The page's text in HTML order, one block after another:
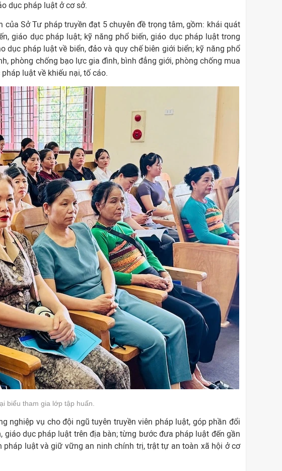
dục pháp luật ở cơ sở.
Sở Tư pháp truyền đạt 5 chuyên đề trọng tâm, gồm: khái quát
giáo dục pháp luật; kỹ năng phổ biến, giáo dục pháp luật trong
dục pháp luật về biển, đảo và quy chế biên giới biển; kỹ năng phổ
phòng chống bạo lực gia đình, bình đẳng giới, phòng chống mua
luật về khiếu nại, tố cáo.
biểu tham gia lớp tập huấn.
nghiệp vụ cho đội ngũ tuyên truyền viên pháp luật, góp phần đổi
dục pháp luật trên địa bàn; từng bước đưa pháp luật đến gần
luật và giữ vững an ninh chính trị, trật tự an toàn xã hội ở cơ